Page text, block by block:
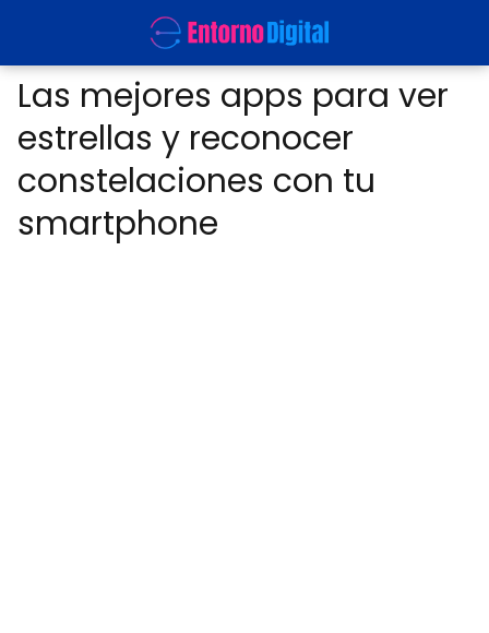
Las mejores apps para ver
estrellas y reconocer
constelaciones con tu
smartphone